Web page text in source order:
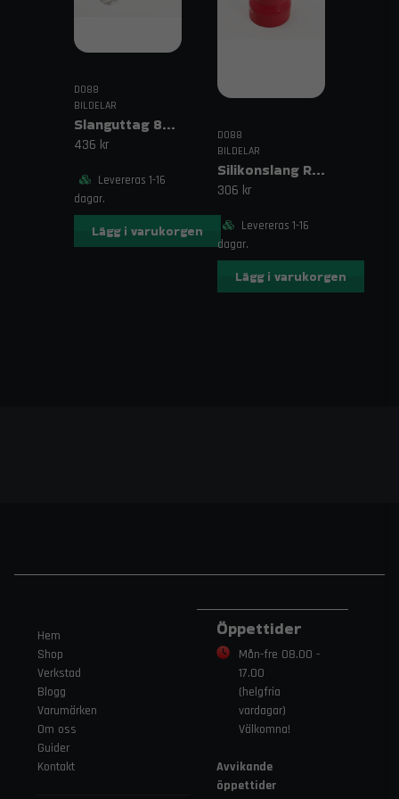
DO88
BILDELAR
Slanguttag 8mm (5/16")
436 kr
Levereras 1-16
dagar.
Lägg i varukorgen
DO88
BILDELAR
Silikonslang Röd 3–4" (76–102mm)
306 kr
Levereras 1-16
dagar.
Lägg i varukorgen
Hem
Shop
Verkstad
Blogg
Varumärken
Om oss
Guider
Kontakt
Öppettider
Mån-fre 08.00 -
17.00
(helgfria
vardagar)
Välkomna!
Avvikande
öppettider